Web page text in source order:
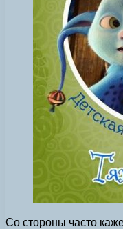
Со стороны часто